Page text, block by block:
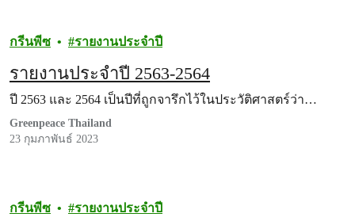
กรีนพีซ รายงานประจำปี
รายงานประจำปี 2563-2564
ปี 2563 และ 2564 เป็นปีที่ถูกจารึกไว้ในประวัติศาสตร์ว่า…
Greenpeace Thailand
23 กุมภาพันธ์ 2023
กรีนพีซ รายงานประจำปี